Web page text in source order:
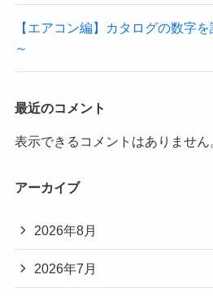
【エアコン編】カタログの数字
～
最近のコメント
表示できるコメントはありません
アーカイブ
2026年8月
2026年7月